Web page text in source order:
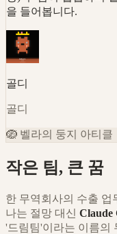
을 들어봅니다.
골디
골디
🪺 벨라의 둥지 아티클
작은 팀, 큰 꿈
한 무역회사의 수출 업
나는 절망 대신 Claude
'드림팀'이라는 이름의